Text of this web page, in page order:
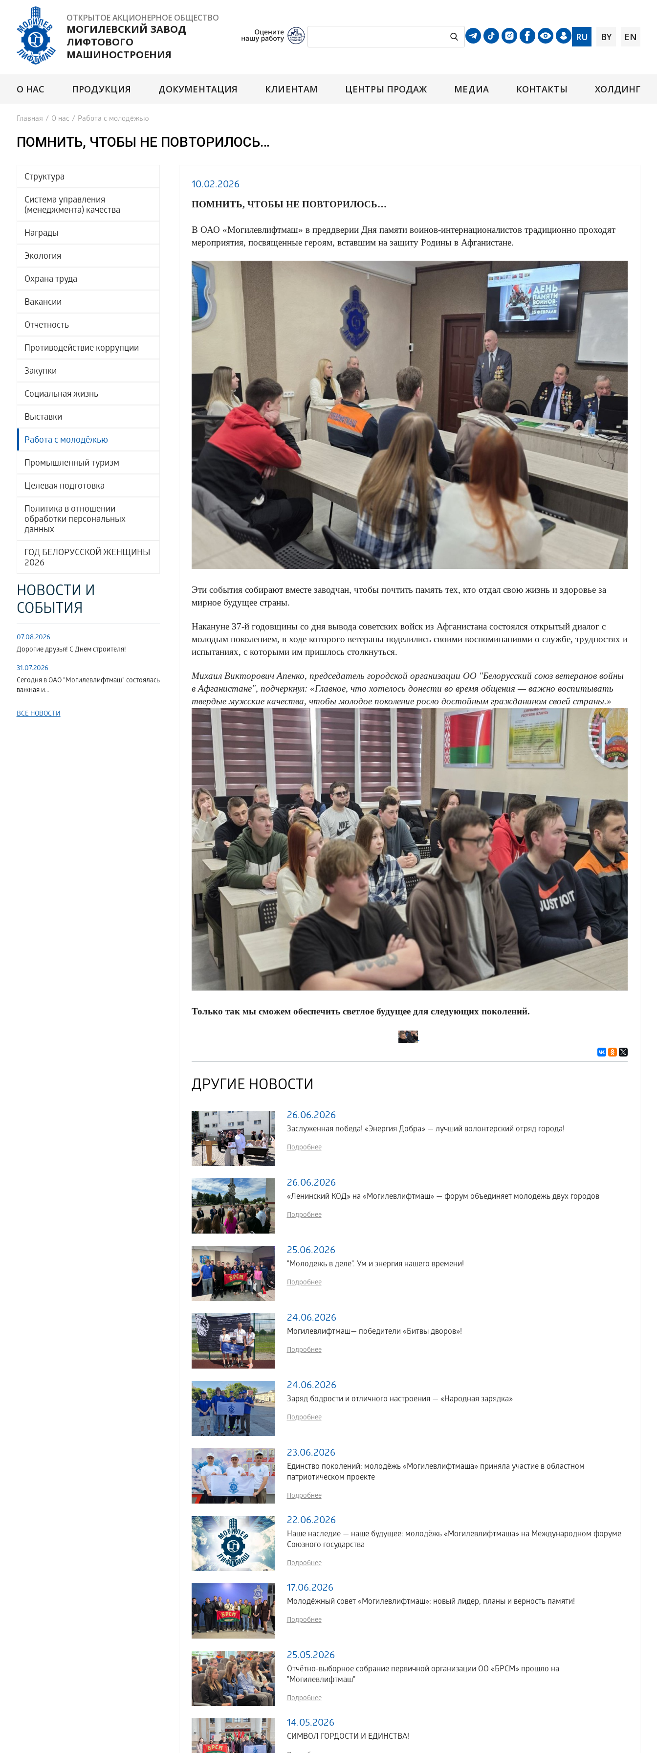
ОТКРЫТОЕ АКЦИОНЕРНОЕ ОБЩЕСТВО
МОГИЛЕВСКИЙ ЗАВОД
ЛИФТОВОГО
МАШИНОСТРОЕНИЯ
RU BY EN
О НАС ПРОДУКЦИЯ ДОКУМЕНТАЦИЯ КЛИЕНТАМ ЦЕНТРЫ ПРОДАЖ МЕДИА КОНТАКТЫ ХОЛДИНГ
Главная / О нас / Работа с молодёжью
ПОМНИТЬ, ЧТОБЫ НЕ ПОВТОРИЛОСЬ…
Структура
Система управления
(менеджмента) качества
Награды
Экология
Охрана труда
Вакансии
Отчетность
Противодействие коррупции
Закупки
Социальная жизнь
Выставки
Работа с молодёжью
Промышленный туризм
Целевая подготовка
Политика в отношении
обработки персональных
данных
ГОД БЕЛОРУССКОЙ ЖЕНЩИНЫ
2026
НОВОСТИ И
СОБЫТИЯ
07.08.2026
Дорогие друзья! С Днем строителя!
31.07.2026
Сегодня в ОАО "Могилевлифтмаш" состоялась
важная и...
ВСЕ НОВОСТИ
10.02.2026
ПОМНИТЬ, ЧТОБЫ НЕ ПОВТОРИЛОСЬ…
В ОАО «Могилевлифтмаш» в преддверии Дня памяти воинов-интернационалистов традиционно проходят
мероприятия, посвященные героям, вставшим на защиту Родины в Афганистане.
Эти события собирают вместе заводчан, чтобы почтить память тех, кто отдал свою жизнь и здоровье за
мирное будущее страны.
Накануне 37-й годовщины со дня вывода советских войск из Афганистана состоялся открытый диалог с
молодым поколением, в ходе которого ветераны поделились своими воспоминаниями о службе, трудностях и
испытаниях, с которыми им пришлось столкнуться.
Михаил Викторович Апенко, председатель городской организации ОО "Белорусский союз ветеранов войны
в Афганистане", подчеркнул: «Главное, что хотелось донести во время общения — важно воспитывать
твердые мужские качества, чтобы молодое поколение росло достойным гражданином своей страны.»
Только так мы сможем обеспечить светлое будущее для следующих поколений.
ДРУГИЕ НОВОСТИ
26.06.2026
Заслуженная победа! «Энергия Добра» — лучший волонтерский отряд города!
Подробнее
26.06.2026
«Ленинский КОД» на «Могилевлифтмаш» — форум объединяет молодежь двух городов
Подробнее
25.06.2026
"Молодежь в деле". Ум и энергия нашего времени!
Подробнее
24.06.2026
Могилевлифтмаш— победители «Битвы дворов»!
Подробнее
24.06.2026
Заряд бодрости и отличного настроения — «Народная зарядка»
Подробнее
23.06.2026
Единство поколений: молодёжь «Могилевлифтмаша» приняла участие в областном
патриотическом проекте
Подробнее
22.06.2026
Наше наследие — наше будущее: молодёжь «Могилевлифтмаша» на Международном форуме
Союзного государства
Подробнее
17.06.2026
Молодёжный совет «Могилевлифтмаш»: новый лидер, планы и верность памяти!
Подробнее
25.05.2026
Отчётно-выборное собрание первичной организации ОО «БРСМ» прошло на
"Могилевлифтмаш"
Подробнее
14.05.2026
СИМВОЛ ГОРДОСТИ И ЕДИНСТВА!